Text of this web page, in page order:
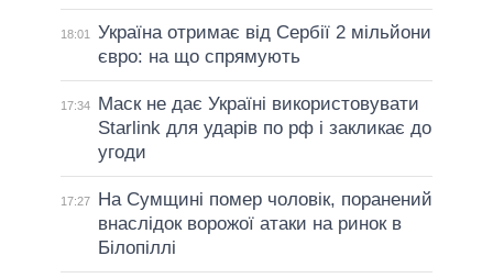
18:01
Україна отримає від Сербії 2 мільйони
євро: на що спрямують
17:34
Маск не дає Україні використовувати
Starlink для ударів по рф і закликає до
угоди
17:27
На Сумщині помер чоловік, поранений
внаслідок ворожої атаки на ринок в
Білопіллі